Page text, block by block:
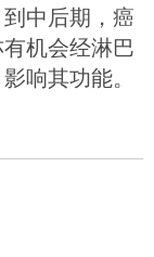
中后期，癌
机会经淋巴
响其功能。